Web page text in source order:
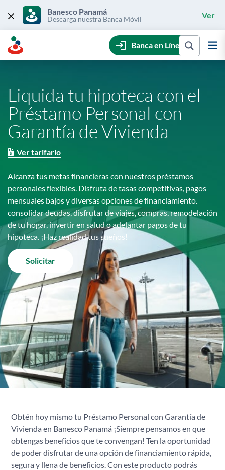
content
Banesco Panamá
Descarga nuestra Banca Móvil Ver
Banca en Línea
Liquida tu hipoteca con el
Préstamo Personal con
Garantía de Vivienda
Ver tarifario
Alcanza tus metas financieras con nuestros préstamos
personales flexibles. Disfruta de tasas competitivas, pagos
mensuales bajos y diversas opciones de financiamiento.
consolidar deudas, disfrutar de viajes, compras, remodelación
de tu hogar, invertir en salud o adelantar pagos de tu
hipoteca. ¡Haz realidad tus sueños!
Solicitar
Obtén hoy mismo tu Préstamo Personal con Garantía de
Vivienda en Banesco Panamá ¡Siempre pensamos en que
obtengas beneficios que te convengan! Ten la oportunidad
de poder disfrutar de una opción de financiamiento rápida,
segura y llena de beneficios. Con este producto podrás